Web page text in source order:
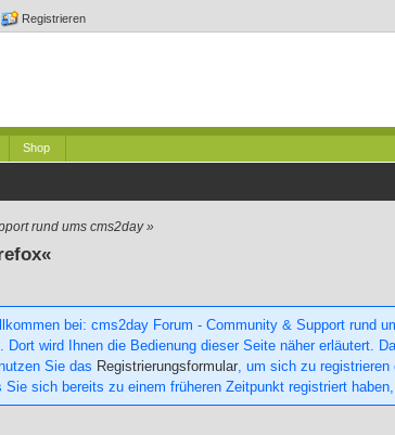
Registrieren
Shop
rund ums cms2day»
bei: cms2day Forum - Community & Support rund
Dort wird Ihnen die Bedienung dieser Seite näher erläutert.
Sie das Registrierungsformular, um sich zu registrieren
Sie sich bereits zu einem früheren Zeitpunkt registriert